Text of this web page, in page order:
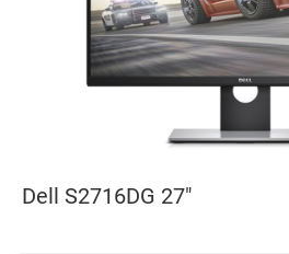
Dell S2716DG 27"